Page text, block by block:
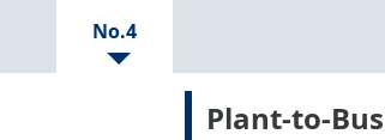
No.4
Plant-to-